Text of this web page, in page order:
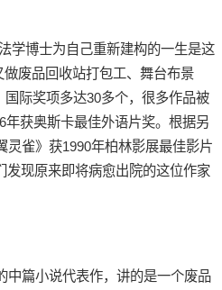
学博士为自己重新建构的一生是这
做废品回收站打包工、舞台布景
际奖项多达30多个，很多作品被
获奥斯卡最佳外语片奖。根据另
雀》获1990年柏林影展最佳影片
发现原来即将病愈出院的这位作家
篇小说代表作，讲的是一个废品